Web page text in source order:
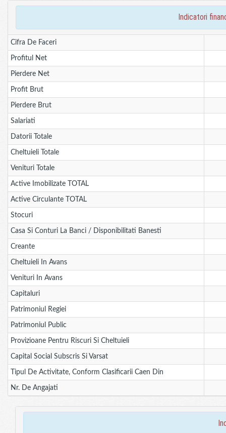
indicatori
Cifra De Faceri
Profitul Net
Pierdere Net
Profit Brut
Pierdere Brut
Salariati
Datorii Totale
Cheltuieli Totale
Venituri Totale
Active Imobilizate TOTAL
Active Circulante TOTAL
Stocuri
Casa Si Conturi La Banci / Disponibilitati Banesti
Creante
Cheltuieli In Avans
Venituri In Avans
Capitaluri
Patrimoniul Regiei
Patrimoniul Public
Provizioane Pentru Riscuri Si Cheltuieli
Capital Social Subscris Si Varsat
Tipul De Activitate, Conform Clasificarii Caen Din
Nr. De Angajati